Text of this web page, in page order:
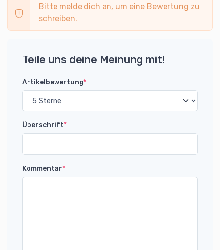
Bitte melde dich an, um eine Bewertung zu
schreiben.
Teile uns deine Meinung mit!
Artikelbewertung*
Überschrift*
Kommentar*